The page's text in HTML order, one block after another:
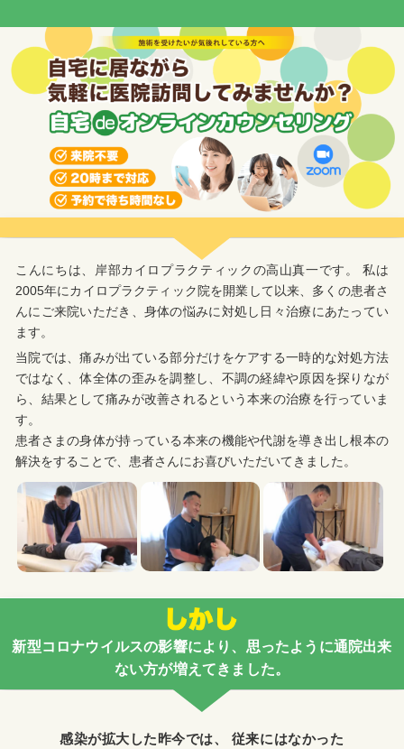
こんにちは、岸部カイロプラクティックの高山真一です。 私は
2005年にカイロプラクティック院を開業して以来、多くの患者さ
んにご来院いただき、身体の悩みに対処し日々治療にあたってい
ます。
当院では、痛みが出ている部分だけをケアする一時的な対処方法
ではなく、体全体の歪みを調整し、不調の経緯や原因を探りなが
ら、結果として痛みが改善されるという本来の治療を行っていま
す。
患者さまの身体が持っている本来の機能や代謝を導き出し根本の
解決をすることで、患者さんにお喜びいただいてきました。
新型コロナウイルスの影響により、思ったように通院出来
ない方が増えてきました。​
感染が拡大した昨今では、 従来にはなかった